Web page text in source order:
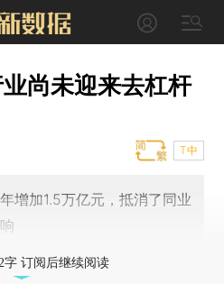
尚未迎来去杠杆
T中
增加1.5万亿元，抵消了同业
字 订阅后继续阅读